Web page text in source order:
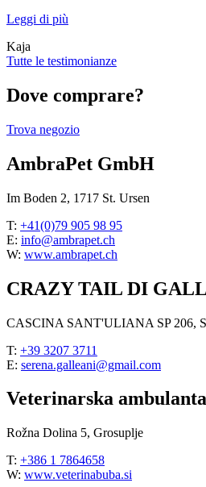
Leggi di più
Kaja
Tutte le testimonianze
Dove comprare?
Trova negozio
AmbraPet GmbH
Im Boden 2, 1717 St. Ursen
T: +41(0)79 905 98 95
E: info@ambrapet.ch
W: www.ambrapet.ch
CRAZY TAIL DI
CASCINA SANT'ULIANA SP 206,
T: +39 3207 3711
E: serena.galleani@gmail.com
Veterinarska
Rožna Dolina 5, Grosuplje
T: +386 1 7864658
W: www.veterinabuba.si